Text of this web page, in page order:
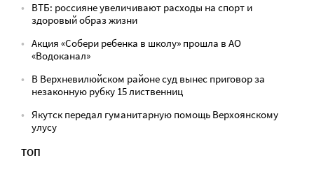
ВТБ: россияне увеличивают расходы на спорт и
здоровый образ жизни
Акция «Собери ребенка в школу» прошла в АО
«Водоканал»
В Верхневилюйском районе суд вынес приговор за
незаконную рубку 15 лиственниц
Якутск передал гуманитарную помощь Верхоянскому
улусу
ТОП